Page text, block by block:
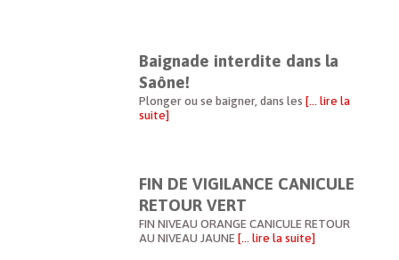
Baignade interdite dans la
Saône!
Plonger ou se baigner, dans les[… lire la
suite]
FIN DE VIGILANCE CANICULE
RETOUR VERT
FIN NIVEAU ORANGE CANICULE RETOUR
AU NIVEAU JAUNE [… lire la suite]